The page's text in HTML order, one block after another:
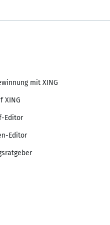
mit XING
XING
Editor
Editor